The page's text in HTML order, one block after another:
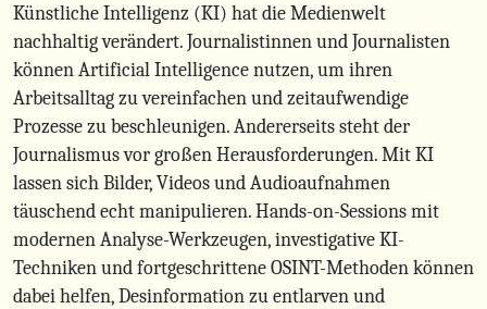
Künstliche Intelligenz (KI) hat die Medienwelt
nachhaltig verändert. Journalistinnen und Journalisten
können Artificial Intelligence nutzen, um ihren
Arbeitsalltag zu vereinfachen und zeitaufwendige
Prozesse zu beschleunigen. Andererseits steht der
Journalismus vor großen Herausforderungen. Mit KI
lassen sich Bilder, Videos und Audioaufnahmen
täuschend echt manipulieren. Hands-on-Sessions mit
modernen Analyse-Werkzeugen, investigative KI-
Techniken und fortgeschrittene OSINT-Methoden können
dabei helfen, Desinformation zu entlarven und